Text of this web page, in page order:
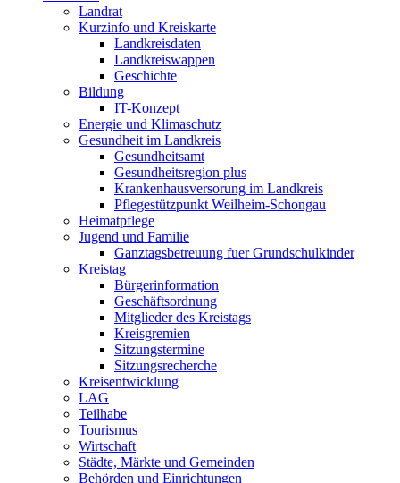
Landrat
Kurzinfo und Kreiskarte
Landkreisdaten
Landkreiswappen
Geschichte
Bildung
IT-Konzept
Energie und Klimaschutz
Gesundheit im Landkreis
Gesundheitsamt
Gesundheitsregion plus
Krankenhausversorung im Landkreis
Pflegestützpunkt Weilheim-Schongau
Heimatpflege
Jugend und Familie
Ganztagsbetreuung fuer Grundschulkinder
Kreistag
Bürgerinformation
Geschäftsordnung
Mitglieder des Kreistags
Kreisgremien
Sitzungstermine
Sitzungsrecherche
Kreisentwicklung
LAG
Teilhabe
Tourismus
Wirtschaft
Städte, Märkte und Gemeinden
Behörden und Einrichtungen